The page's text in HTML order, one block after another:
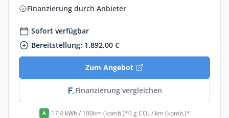
Finanzierung durch Anbieter
Sofort verfügbar
Bereitstellung: 1.892,00 €
Zum Angebot
Finanzierung vergleichen
A 17,4 kWh / 100km (komb.)*0 g CO₂ / km (komb.)*